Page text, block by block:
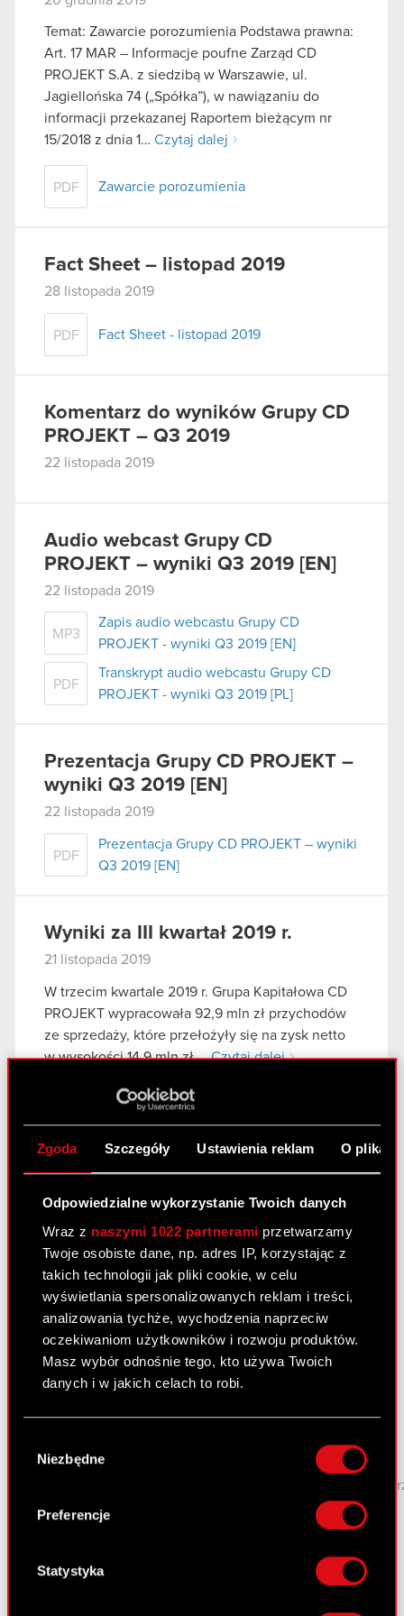
Zgoda Szczegóły Ustawienia reklam O
Odpowiedzialne wykorzystanie Twoich danych
Wraz z naszymi 1022 partnerami przetwarzamy
Twoje osobiste dane, np. adres IP, korzystając z
takich technologii jak pliki cookie, w celu
wyświetlania spersonalizowanych reklam i treści,
analizowania tychże, wychodzenia naprzeciw
oczekiwaniom użytkowników i rozwoju produktów.
Masz wybór odnośnie tego, kto używa Twoich
danych i w jakich celach to robi.
Gromadzić dane dotyczące Twojej
lokalizacji geograficznej z dokładnością nawet
Identyfikować Twoje urządzenie, aktywnie
analizując charakteryzującego je zbiory
palca)
zgody
Niezbędne
Preferencje
Statystyka
Temat: Zawarcie porozumienia Podstawa prawna:
Art. 17 MAR – Informacje poufne Zarząd CD
PROJEKT S.A. z siedzibą w Warszawie, ul.
Jagiellońska 74 („Spółka”), w nawiązaniu do
informacji przekazanej Raportem bieżącym nr
15/2018 z dnia 1… Czytaj dalej
PDF Zawarcie porozumienia
Fact Sheet – listopad 2019
28 listopada 2019
PDF Fact Sheet - listopad 2019
Komentarz do wyników Grupy CD
PROJEKT – Q3 2019
22 listopada 2019
Audio webcast Grupy CD
PROJEKT – wyniki Q3 2019 [EN]
22 listopada 2019
MP3
Zapis audio webcastu Grupy CD
PROJEKT - wyniki Q3 2019 [EN]
PDF
Transkrypt audio webcastu Grupy CD
PROJEKT - wyniki Q3 2019 [PL]
Prezentacja Grupy CD PROJEKT –
wyniki Q3 2019 [EN]
22 listopada 2019
PDF
Prezentacja Grupy CD PROJEKT – wyniki
Q3 2019 [EN]
Wyniki za III kwartał 2019 r.
21 listopada 2019
W trzecim kwartale 2019 r. Grupa Kapitałowa CD
PROJEKT wypracowała 92,9 mln zł przychodów
ze sprzedaży, które przełożyły się na zysk netto
w wysokości 14,9 mln zł….Czytaj dalej
Sprawozdanie finansowe Grupy
Kapitałowej CD PROJEKT za III kwartał
PDF
PDF
PROJEKT - wyniki Q3 2019
XLSX Podstawowe dane finansowe - Q3 2019
Informacja prasowa - wyniki Q3 2019
21 listopada 2019
Skonsolidowany raport za 3 kw. 2019 r.
PDF
Sprawozdanie finansowe Grupy
Kapitałowej CD PROJEKT za III kwartał